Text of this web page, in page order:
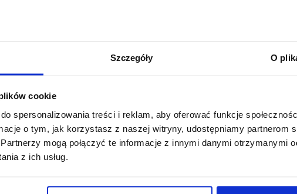
Szczegóły O
cookie
spersonalizowania treści i reklam, aby oferować funkcje
o tym, jak korzystasz z naszej witryny, udostępniamy partnerom
mogą połączyć te informacje z innymi danymi otrzymanymi
z ich usług.